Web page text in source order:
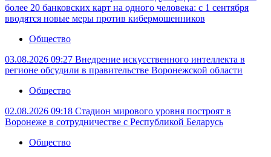
более 20 банковских карт на одного человека: с 1 сентября
вводятся новые меры против кибермошенников
Общество
03.08.2026 09:27 Внедрение искусственного интеллекта в
регионе обсудили в правительстве Воронежской области
Общество
02.08.2026 09:18 Стадион мирового уровня построят в
Воронеже в сотрудничестве с Республикой Беларусь
Общество